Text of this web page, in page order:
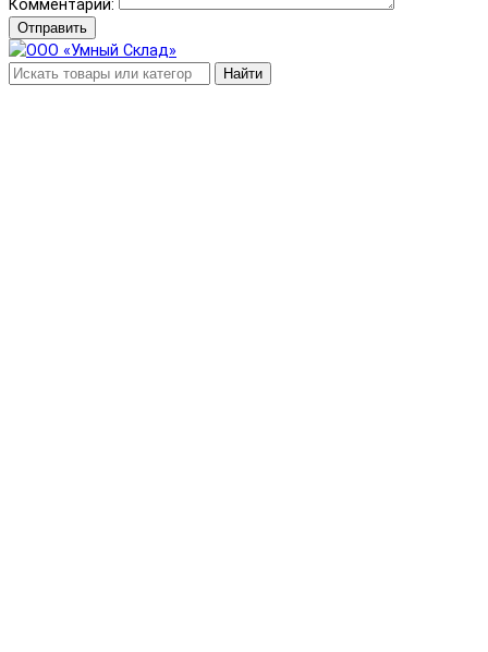
Комментарий:
Отправить
Найти